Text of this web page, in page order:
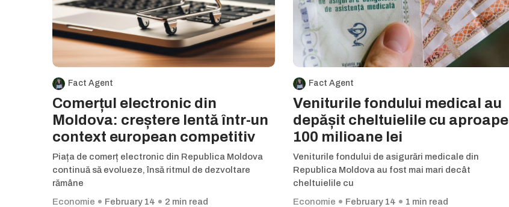
Fact Agent
Comerțul electronic din
Moldova: creștere lentă într-un
context european competitiv
Piața de comerț electronic din Republica Moldova
continuă să evolueze, însă ritmul de dezvoltare
rămâne
Economie
February 14 2 min read
Fact Agent
Veniturile fondului medical au
depășit cheltuielile cu aproape
100 milioane lei
Veniturile fondului de asigurări medicale din
Republica Moldova au fost mai mari decât
cheltuielile cu
Economie
February 14 1 min read